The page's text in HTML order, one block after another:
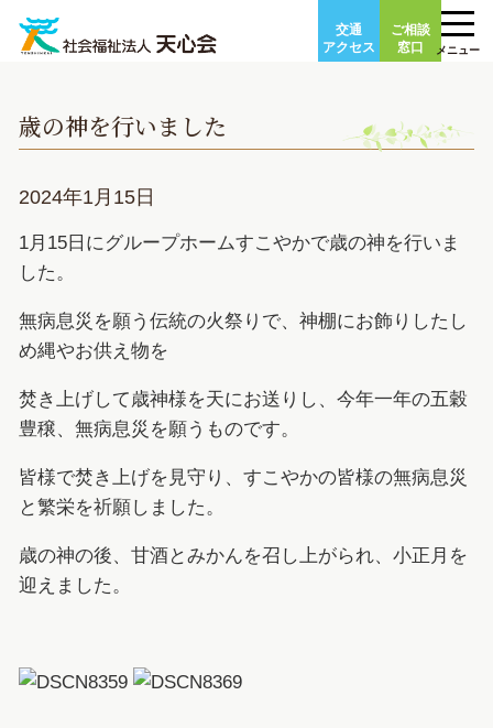
content
交通
アクセス
ご相談
窓口
メニュー
歳の神を行いました
2024年1月15日
1月15日にグループホームすこやかで歳の神を行いま
した。
無病息災を願う伝統の火祭りで、神棚にお飾りしたし
め縄やお供え物を
焚き上げして歳神様を天にお送りし、今年一年の五穀
豊穣、無病息災を願うものです。
皆様で焚き上げを見守り、すこやかの皆様の無病息災
と繁栄を祈願しました。
歳の神の後、甘酒とみかんを召し上がられ、小正月を
迎えました。